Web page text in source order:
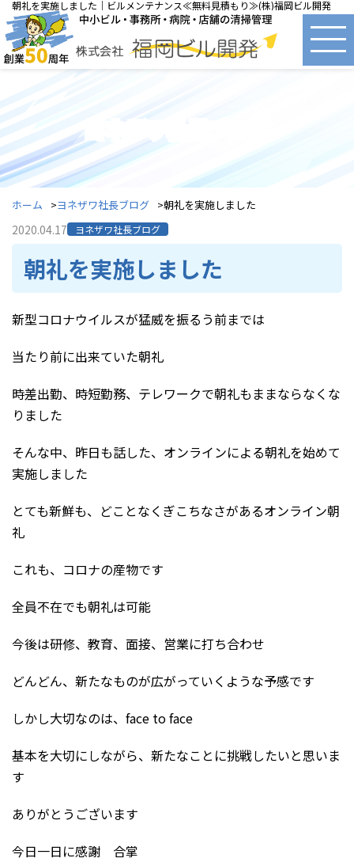
朝礼を実施しました｜ビルメンテナンス≪無料見積もり≫(株)福岡ビル開発
ヨネザワ社長ブログ
ホーム ヨネザワ社長ブログ 朝礼を実施しました
2020.04.17 ヨネザワ社長ブログ
朝礼を実施しました
新型コロナウイルスが猛威を振るう前までは
当たり前に出来ていた朝礼
時差出勤、時短勤務、テレワークで朝礼もままならなくな
りました
そんな中、昨日も話した、オンラインによる朝礼を始めて
実施しました
とても新鮮も、どことなくぎこちなさがあるオンライン朝
礼
これも、コロナの産物です
全員不在でも朝礼は可能
今後は研修、教育、面接、営業に打ち合わせ
どんどん、新たなものが広がっていくような予感です
しかし大切なのは、face to face
基本を大切にしながら、新たなことに挑戦したいと思いま
す
ありがとうございます
今日一日に感謝 合掌